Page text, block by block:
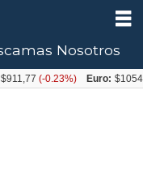
Nosotros
(-0.23%) Euro: $1054,31